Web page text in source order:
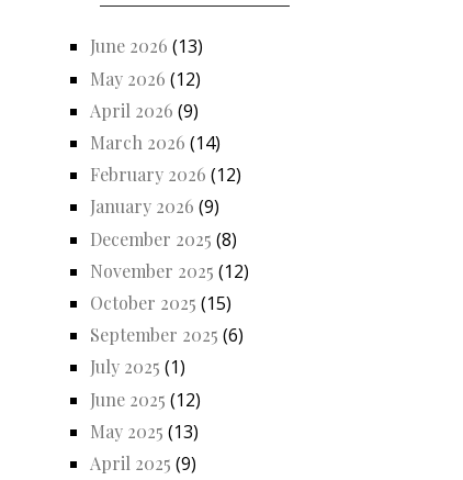
June 2026 (13)
May 2026 (12)
April 2026 (9)
March 2026 (14)
February 2026 (12)
January 2026 (9)
December 2025 (8)
November 2025 (12)
October 2025 (15)
September 2025 (6)
July 2025 (1)
June 2025 (12)
May 2025 (13)
April 2025 (9)